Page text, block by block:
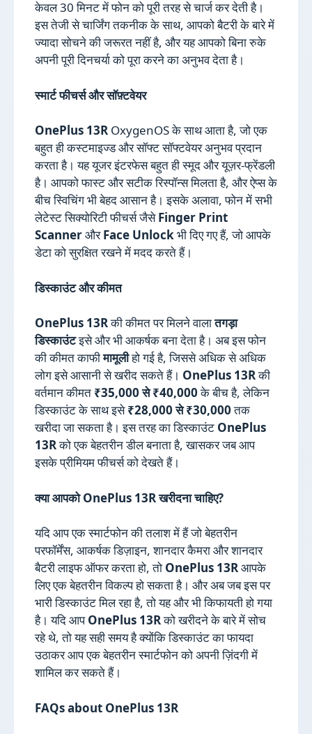
केवल 30 मिनट में फोन को पूरी तरह से चार्ज कर देती है।
इस तेजी से चार्जिंग तकनीक के साथ, आपको बैटरी के बारे में
ज्यादा सोचने की जरूरत नहीं है, और यह आपको बिना रुके
अपनी पूरी दिनचर्या को पूरा करने का अनुभव देता है।
स्मार्ट फीचर्स और सॉफ़्टवेयर
OnePlus 13R OxygenOS के साथ आता है, जो एक
बहुत ही कस्टमाइज्ड और सॉफ्ट सॉफ्टवेयर अनुभव प्रदान
करता है। यह यूजर इंटरफेस बहुत ही स्मूद और यूज़र-फ्रेंडली
है। आपको फास्ट और सटीक रिस्पॉन्स मिलता है, और ऐप्स के
बीच स्विचिंग भी बेहद आसान है। इसके अलावा, फोन में सभी
लेटेस्ट सिक्योरिटी फीचर्स जैसेFinger Print
ScannerऔरFace Unlockभी दिए गए हैं, जो आपके
डेटा को सुरक्षित रखने में मदद करते हैं।
डिस्काउंट और कीमत
OnePlus 13Rकी कीमत पर मिलने वालातगड़ा
डिस्काउंटइसे और भी आकर्षक बना देता है। अब इस फोन
की कीमत काफीमामूलीहो गई है, जिससे अधिक से अधिक
लोग इसे आसानी से खरीद सकते हैं। OnePlus 13Rकी
वर्तमान कीमत ₹35,000 से ₹40,000के बीच है, लेकिन
डिस्काउंट के साथ इसे₹28,000 से ₹30,000तक
खरीदा जा सकता है। इस तरह का डिस्काउंट OnePlus
13Rको एक बेहतरीन डील बनाता है, खासकर जब आप
इसके प्रीमियम फीचर्स को देखते हैं।
क्या आपको OnePlus 13R खरीदना चाहिए?
यदि आप एक स्मार्टफोन की तलाश में हैं जो बेहतरीन
परफॉर्मेंस, आकर्षक डिज़ाइन, शानदार कैमरा और शानदार
बैटरी लाइफ ऑफर करता हो, तो OnePlus 13Rआपके
लिए एक बेहतरीन विकल्प हो सकता है। और अब जब इस पर
भारी डिस्काउंट मिल रहा है, तो यह और भी किफायती हो गया
है। यदि आपOnePlus 13Rको खरीदने के बारे में सोच
रहे थे, तो यह सही समय है क्योंकि डिस्काउंट का फायदा
उठाकर आप एक बेहतरीन स्मार्टफोन को अपनी ज़िंदगी में
शामिल कर सकते हैं।
FAQs about OnePlus 13R